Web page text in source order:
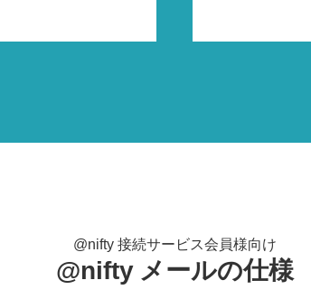
@nifty 接続サービス会員様向け
@nifty メールの仕様